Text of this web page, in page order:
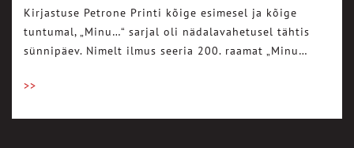
Kirjastuse Petrone Printi kõige esimesel ja kõige
tuntumal, „Minu…“ sarjal oli nädalavahetusel tähtis
sünnipäev. Nimelt ilmus seeria 200. raamat „Minu…
>>